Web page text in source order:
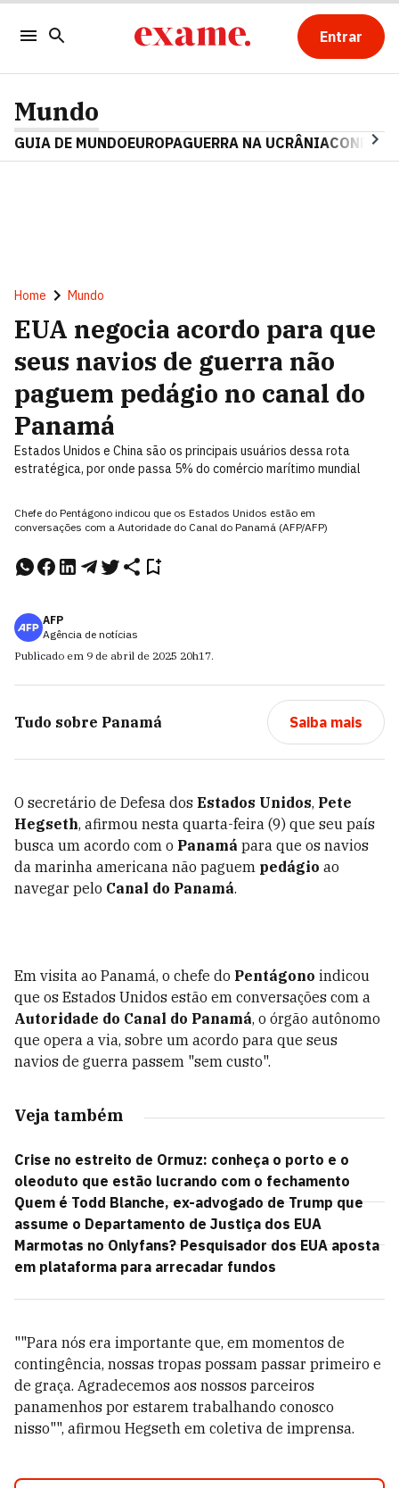
Entrar
Mundo
GUIA DE MUNDOEUROPAGUERRA NA UCRÂNIA
Home Mundo
EUA negocia acordo para que
seus navios de guerra não
paguem pedágio no canal do
Panamá
Estados Unidos e China são os principais usuários dessa rota
estratégica, por onde passa 5% do comércio marítimo mundial
Chefe do Pentágono indicou que os Estados Unidos estão em
conversações com a Autoridade do Canal do Panamá (AFP/AFP)
AFP
Agência de notícias
Publicado em 9 de abril de 2025 20h17.
Tudo sobre Panamá Saiba mais
O secretário de Defesa dos Estados Unidos, Pete
Hegseth, afirmou nesta quarta-feira (9) que seu país
busca um acordo com o Panamá para que os navios
da marinha americana não paguem pedágio ao
navegar pelo Canal do Panamá.
Em visita ao Panamá, o chefe do Pentágono indicou
que os Estados Unidos estão em conversações com a
Autoridade do Canal do Panamá, o órgão autônomo
que opera a via, sobre um acordo para que seus
navios de guerra passem "sem custo".
Veja também
Crise no estreito de Ormuz: conheça o porto e o
oleoduto que estão lucrando com o fechamento
Quem é Todd Blanche, ex-advogado de Trump que
assume o Departamento de Justiça dos EUA
Marmotas no Onlyfans? Pesquisador dos EUA aposta
em plataforma para arrecadar fundos
""Para nós era importante que, em momentos de
contingência, nossas tropas possam passar primeiro e
de graça. Agradecemos aos nossos parceiros
panamenhos por estarem trabalhando conosco
nisso"", afirmou Hegseth em coletiva de imprensa.